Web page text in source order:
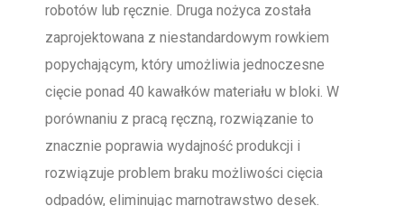
robotów lub ręcznie. Druga nożyca została
zaprojektowana z niestandardowym rowkiem
popychającym, który umożliwia jednoczesne
cięcie ponad 40 kawałków materiału w bloki. W
porównaniu z pracą ręczną, rozwiązanie to
znacznie poprawia wydajność produkcji i
rozwiązuje problem braku możliwości cięcia
odpadów, eliminując marnotrawstwo desek.